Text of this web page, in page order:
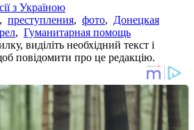
з Україною
, преступления, фото, Донецкая
, Гуманитарная помощь
виділіть необхідний текст і
повідомити про це редакцію.